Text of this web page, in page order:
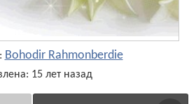
Bohodir Rahmonberdie
15 лет назад